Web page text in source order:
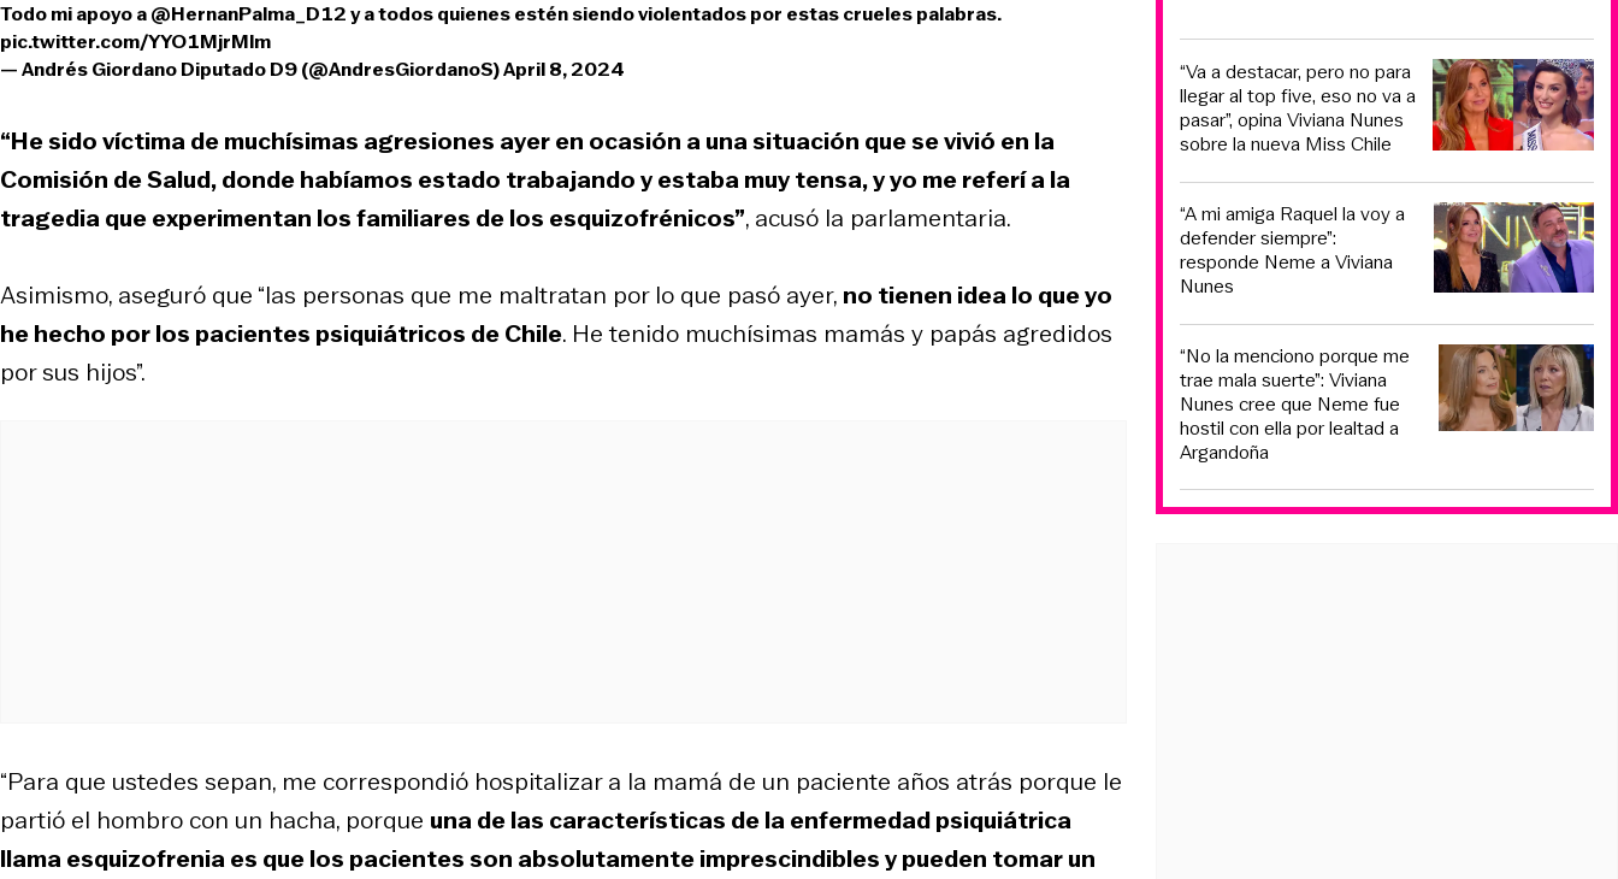
Todo mi apoyo a@HernanPalma_D12y a todos quienes estén siendo violentados por estas crueles palabras.
pic.twitter.com/YYO1MjrMlm
— Andrés Giordano Diputado D9 (@AndresGiordanoS)April 8, 2024
“He sido víctima de muchísimas agresiones ayer en ocasión a una situación que se vivió en la
Comisión de Salud, donde habíamos estado trabajando y estaba muy tensa, y yo me referí a la
tragedia que experimentan los familiares de los esquizofrénicos”, acusó la parlamentaria.
Asimismo, aseguró que “las personas que me maltratan por lo que pasó ayer, no tienen idea lo que yo
he hecho por los pacientes psiquiátricos de Chile. He tenido muchísimas mamás y papás agredidos
por sus hijos”.
“Para que ustedes sepan, me correspondió hospitalizar a la mamá de un paciente años atrás porque le
partió el hombro con un hacha, porque una de las características de la enfermedad psiquiátrica
llama esquizofrenia es que los pacientes son absolutamente imprescindibles y pueden tomar un
“Va a destacar, pero no para
llegar al top five, eso no va a
pasar”, opina Viviana Nunes
sobre la nueva Miss Chile
“A mi amiga Raquel la voy a
defender siempre”:
responde Neme a Viviana
Nunes
“No la menciono porque me
trae mala suerte”: Viviana
Nunes cree que Neme fue
hostil con ella por lealtad a
Argandoña